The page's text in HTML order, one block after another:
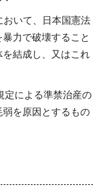
おいて、日本国憲法
力で破壊すること
結成し、又はこれ
定による準禁治産の
を原因とするもの